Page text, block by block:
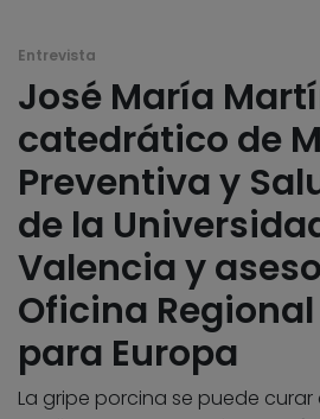
Entrevista
José María
catedrático de
Preventiva y
de la
Valencia y
Oficina Regional
para Europa
La gripe porcina se puede curar